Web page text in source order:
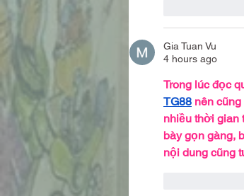
Gia Tuan Vu
4 hours ago
Trong lúc đọc
TG88 nên
nhiều thời gian
bày gọn gàng,
nội dung cũng